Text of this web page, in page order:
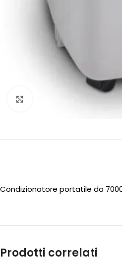
Condizionatore portatile da
Prodotti correlati